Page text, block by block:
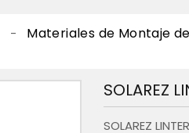
Materiales de Montaje
SOLAREZ
SOLAREZ